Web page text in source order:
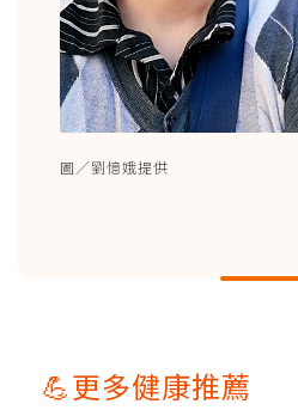
圖／劉憶娥提供
💪更多健康推薦